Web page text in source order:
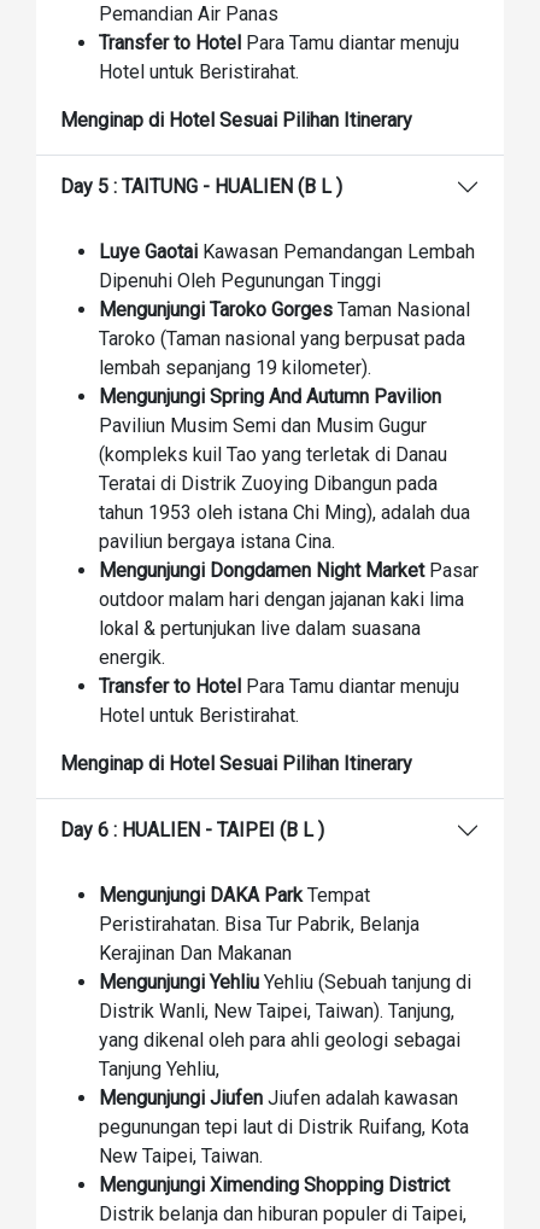
Pemandian Air Panas
Transfer to Hotel Para Tamu diantar menuju
Hotel untuk Beristirahat.
Menginap di Hotel Sesuai Pilihan Itinerary
Day 5 : TAITUNG - HUALIEN (B L )
Luye Gaotai Kawasan Pemandangan Lembah
Dipenuhi Oleh Pegunungan Tinggi
Mengunjungi Taroko Gorges Taman Nasional
Taroko (Taman nasional yang berpusat pada
lembah sepanjang 19 kilometer).
Mengunjungi Spring And Autumn Pavilion
Paviliun Musim Semi dan Musim Gugur
(kompleks kuil Tao yang terletak di Danau
Teratai di Distrik Zuoying Dibangun pada
tahun 1953 oleh istana Chi Ming), adalah dua
paviliun bergaya istana Cina.
Mengunjungi Dongdamen Night Market Pasar
outdoor malam hari dengan jajanan kaki lima
lokal & pertunjukan live dalam suasana
energik.
Transfer to Hotel Para Tamu diantar menuju
Hotel untuk Beristirahat.
Menginap di Hotel Sesuai Pilihan Itinerary
Day 6 : HUALIEN - TAIPEI (B L )
Mengunjungi DAKA ParkTempat
Peristirahatan. Bisa Tur Pabrik, Belanja
Kerajinan Dan Makanan
Mengunjungi Yehliu Yehliu (Sebuah tanjung di
Distrik Wanli, New Taipei, Taiwan). Tanjung,
yang dikenal oleh para ahli geologi sebagai
Tanjung Yehliu,
Mengunjungi Jiufen Jiufen adalah kawasan
pegunungan tepi laut di Distrik Ruifang, Kota
New Taipei, Taiwan.
Mengunjungi Ximending Shopping District
Distrik belanja dan hiburan populer di Taipei,